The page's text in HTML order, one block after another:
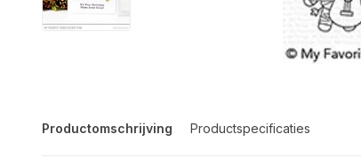
Productomschrijving Productspecificaties